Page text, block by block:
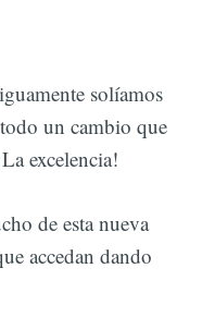
solíamos
un cambio que
excelencia!
de esta nueva
accedan dando